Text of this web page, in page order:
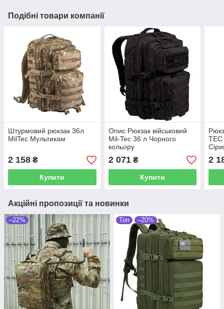
Подібні товари компанії
Штурмовий рюкзак 36л
MilTec Мультикам
2 158 ₴
Купити
Опис Рюкзак військовий
Mil-Tec 36 л Чорного
кольору
2 071₴
Купити
2
Акційні пропозиції та новинки
–22% Топ –20%